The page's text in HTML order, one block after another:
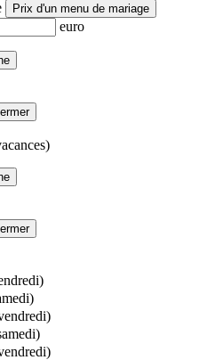
Prix ​​d'un menu de mariage
euro